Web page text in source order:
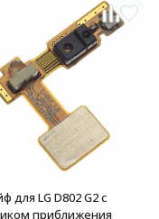
для LG D802 G2 с
приближения